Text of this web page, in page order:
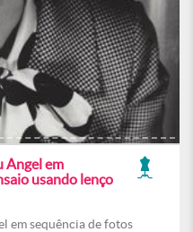
Angel em
usando lenço
em sequência de fotos